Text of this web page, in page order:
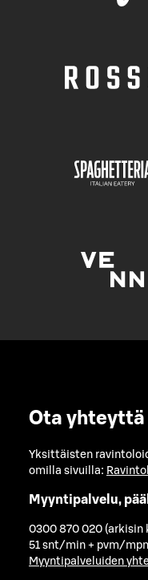
Ota yhteyttä
Yksittäisten
omilla sivuilla:
Myyntipalvelu,
0300 870 020 (arkisin
51 snt/min + pvm/
Myyntipalveluiden